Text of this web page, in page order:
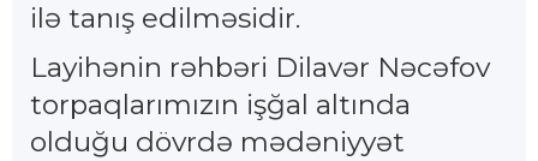
ilə tanış edilməsidir.
Layihənin rəhbəri Dilavər Nəcəfov
torpaqlarımızın işğal altında
olduğu dövrdə mədəniyyət